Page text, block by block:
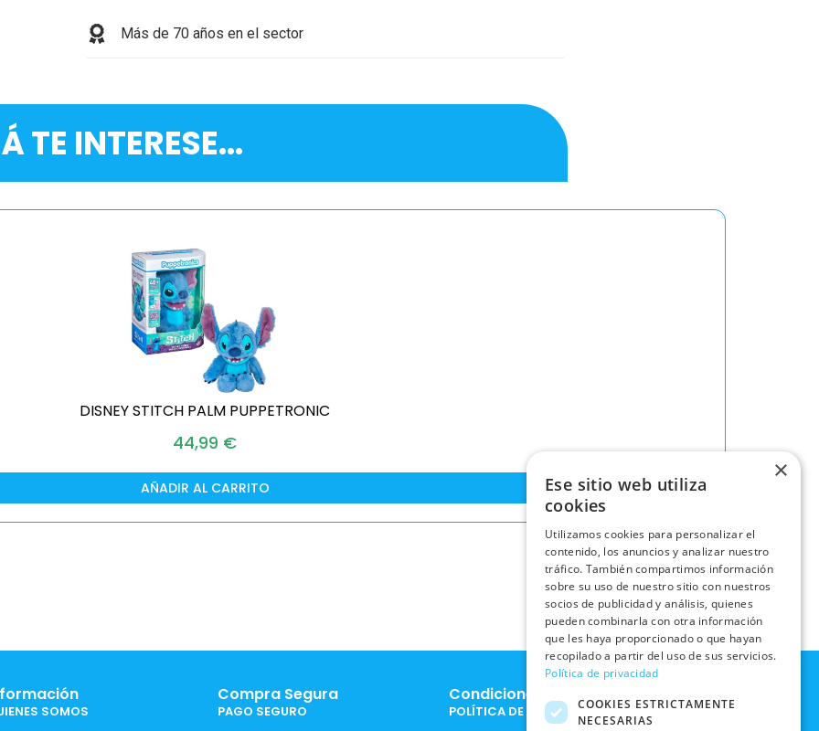
Más de 70 años en el sector
TE INTERESE...
DISNEY STITCH PALM PUPPETRONIC
44,99 €
AÑADIR AL CARRITO
SOMOS
Compra Segura
PAGO SEGURO
Condiciones Legales
POLÍTICA DE COOKIES
×
Ese sitio web utiliza
cookies
Utilizamos cookies para personalizar el
contenido, los anuncios y analizar nuestro
tráfico. También compartimos información
sobre su uso de nuestro sitio con nuestros
socios de publicidad y análisis, quienes
pueden combinarla con otra información
que les haya proporcionado o que hayan
recopilado a partir del uso de sus servicios.
Política de privacidad
COOKIES ESTRICTAMENTE
NECESARIAS